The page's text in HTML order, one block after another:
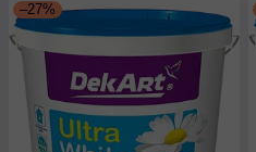
–27%